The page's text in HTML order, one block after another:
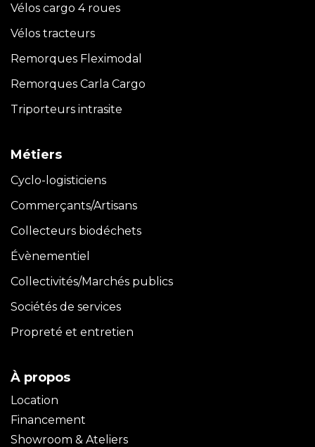
Vélos cargo 4 roues
Vélos tracteurs
Remorques Fleximodal
Remorques Carla Cargo
Triporteurs intrasite
Métiers
Cyclo-logisticiens
Commerçants/Artisans
Collecteurs biodéchets
Évènementiel
Collectivités/Marchés publics
Sociétés de services
Propreté et entretien
À propos
Location
Financement
Showroom & Ateliers